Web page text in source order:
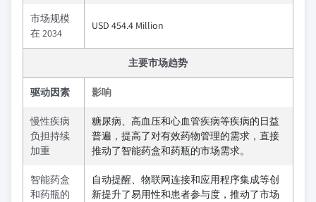
市场规模
在 2034
USD 454.4 Million
主要市场趋势
驱动因素 影响
慢性疾病
负担持续
加重
糖尿病、高血压和心血管疾病等疾病的日益
普遍，提高了对有效药物管理的需求，直接
推动了智能药盒和药瓶的市场需求。
智能药盒
和药瓶的
自动提醒、物联网连接和应用程序集成等创
新提升了易用性和患者参与度，推动了市场